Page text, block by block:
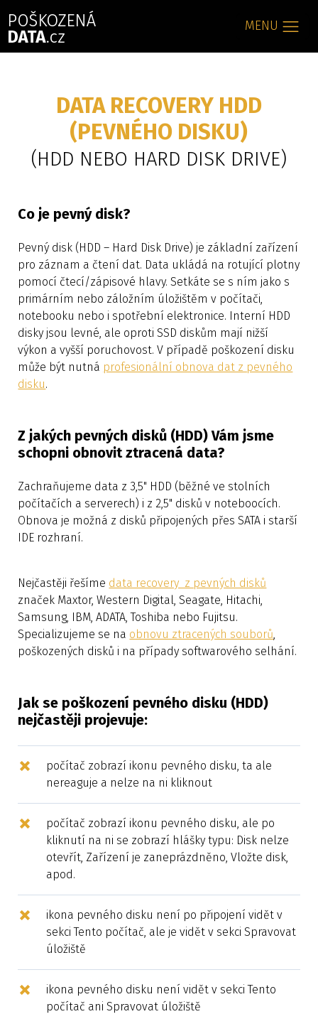
MENU
DATA RECOVERY HDD
(PEVNÉHO DISKU)
(HDD NEBO HARD DISK DRIVE)
Co je pevný disk?
Pevný disk (HDD – Hard Disk Drive) je základní zařízení
pro záznam a čtení dat. Data ukládá na rotující plotny
pomocí čtecí/zápisové hlavy. Setkáte se s ním jako s
primárním nebo záložním úložištěm v počítači,
notebooku nebo i spotřební elektronice. Interní HDD
disky jsou levné, ale oproti SSD diskům mají nižší
výkon a vyšší poruchovost. V případě poškození disku
může být nutná profesionální obnova dat z pevného
disku.
Z jakých pevných disků (HDD) Vám jsme
schopni obnovit ztracená data?
Zachraňujeme data z 3,5" HDD (běžné ve stolních
počítačích a serverech) i z 2,5" disků v noteboocích.
Obnova je možná z disků připojených přes SATA i starší
IDE rozhraní.
Nejčastěji řešíme data recovery z pevných disků
značek Maxtor, Western Digital, Seagate, Hitachi,
Samsung, IBM, ADATA, Toshiba nebo Fujitsu.
Specializujeme se na obnovu ztracených souborů,
poškozených disků i na případy softwarového selhání.
Jak se poškození pevného disku (HDD)
nejčastěji projevuje:
počítač zobrazí ikonu pevného disku, ta ale
nereaguje a nelze na ni kliknout
počítač zobrazí ikonu pevného disku, ale po
kliknutí na ni se zobrazí hlášky typu: Disk nelze
otevřít, Zařízení je zaneprázdněno, Vložte disk,
apod.
ikona pevného disku není po připojení vidět v
sekci Tento počítač, ale je vidět v sekci Spravovat
úložiště
ikona pevného disku není vidět v sekci Tento
počítač ani Spravovat úložiště